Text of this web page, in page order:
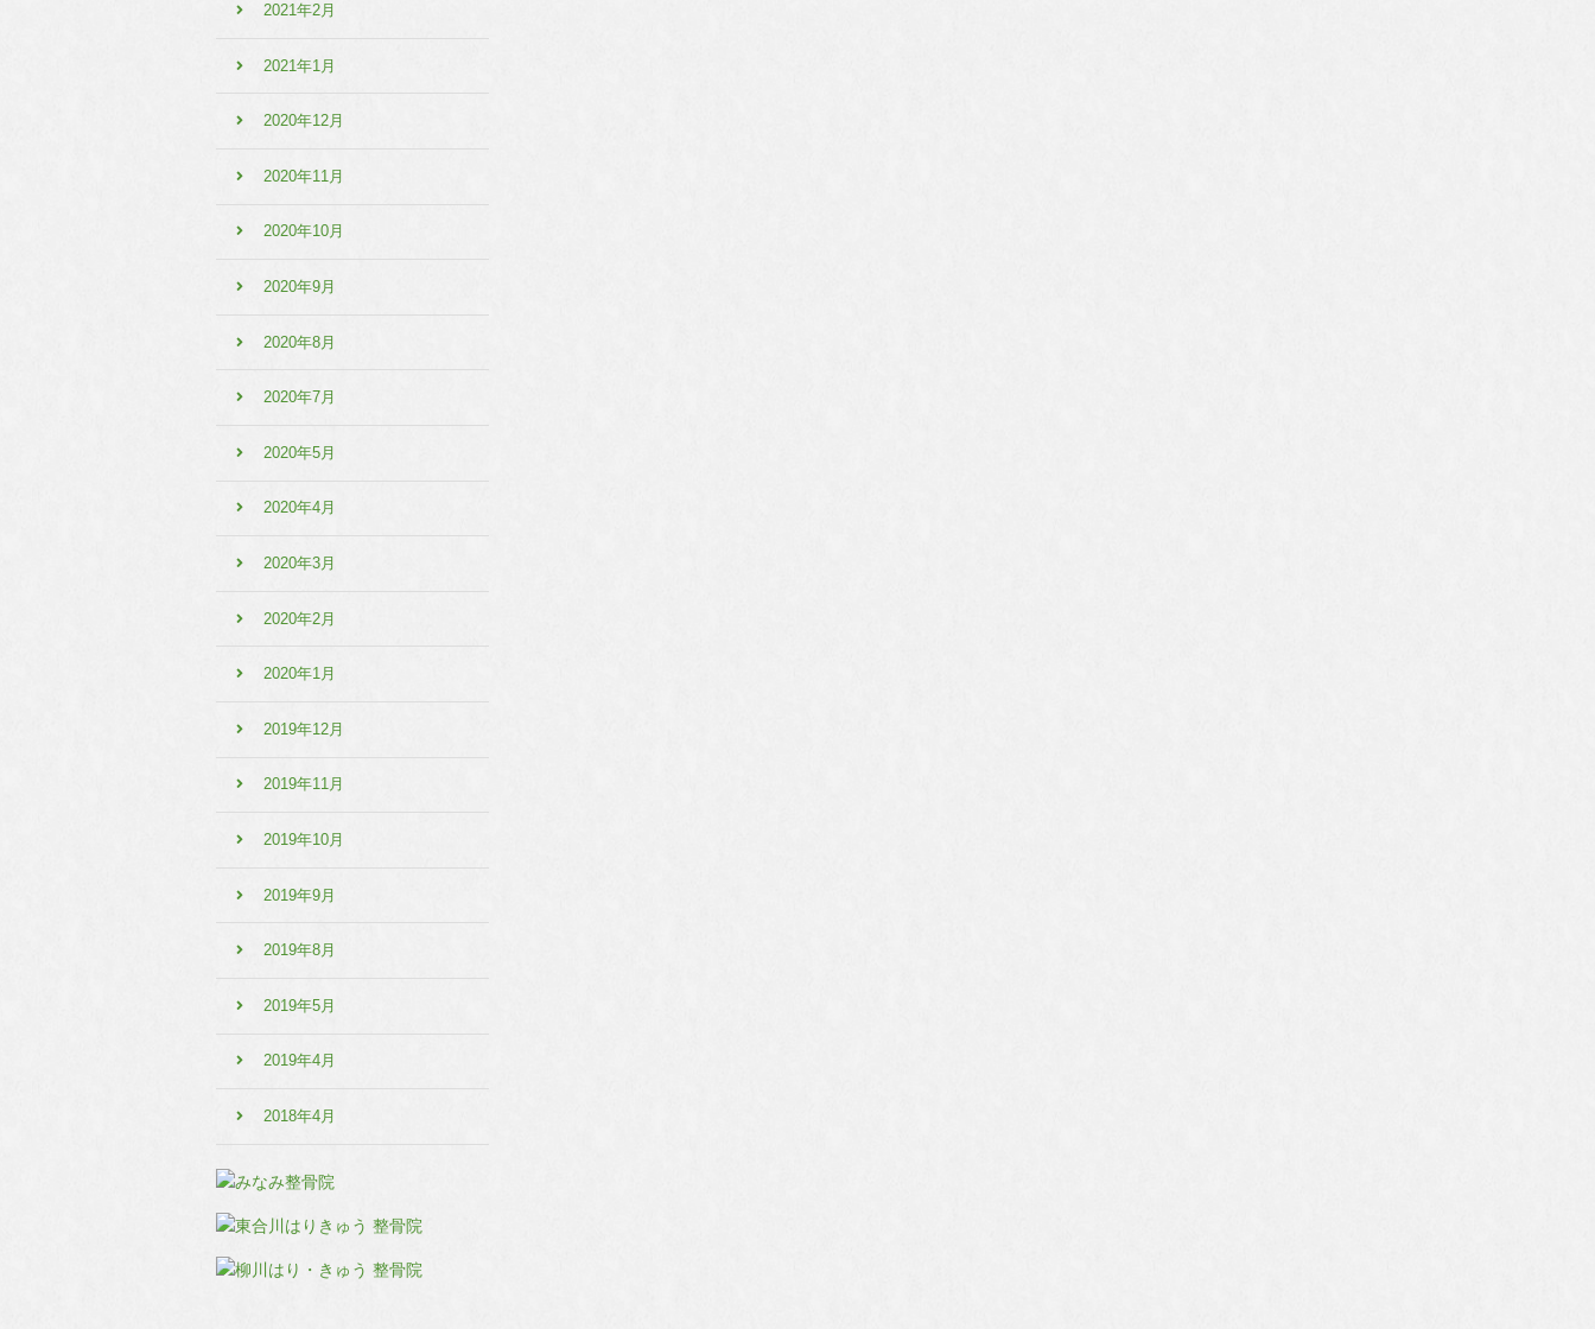
2021年2月
2021年1月
2020年12月
2020年11月
2020年10月
2020年9月
2020年8月
2020年7月
2020年5月
2020年4月
2020年3月
2020年2月
2020年1月
2019年12月
2019年11月
2019年10月
2019年9月
2019年8月
2019年5月
2019年4月
2018年4月